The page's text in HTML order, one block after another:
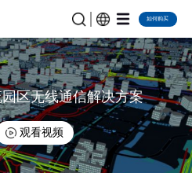
如何购买
区无线通信解决方案
观看视频